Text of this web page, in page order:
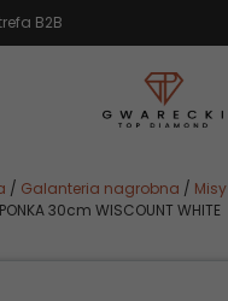
B2B
/ Galanteria nagrobna / Misy
30cm WISCOUNT WHITE